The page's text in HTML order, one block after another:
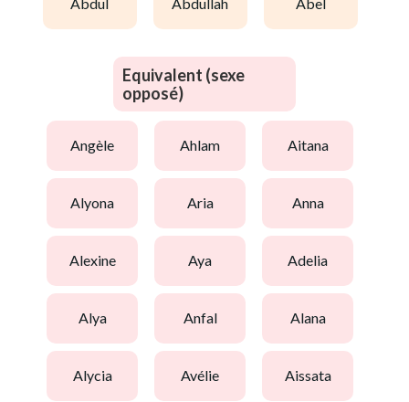
Equivalent (sexe
opposé)
angèle ahlam aitana
alyona aria anna
alexine aya adelia
alya anfal alana
alycia avélie aissata